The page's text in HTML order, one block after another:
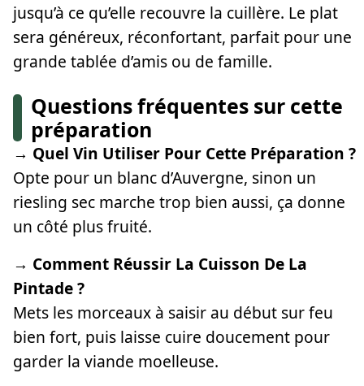
jusqu’à ce qu’elle recouvre la cuillère. Le plat
sera généreux, réconfortant, parfait pour une
grande tablée d’amis ou de famille.
Questions fréquentes sur cette
préparation
→ Quel Vin Utiliser Pour Cette Préparation ?
Opte pour un blanc d’Auvergne, sinon un
riesling sec marche trop bien aussi, ça donne
un côté plus fruité.
→ Comment Réussir La Cuisson De La
Pintade ?
Mets les morceaux à saisir au début sur feu
bien fort, puis laisse cuire doucement pour
garder la viande moelleuse.